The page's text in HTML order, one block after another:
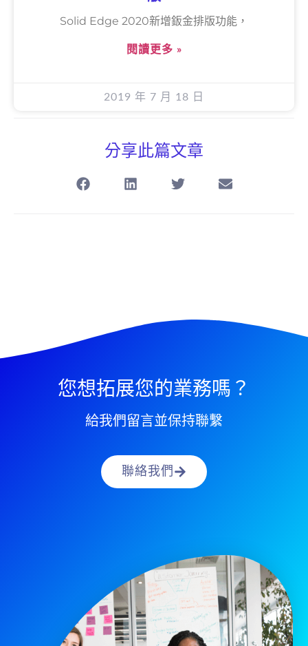
Solid Edge 2020新增鈑金排版功能，
閱讀更多 »
2019 年 7 月 18 日
分享此篇文章
您想拓展您的業務嗎？
給我們留言並保持聯繫
聯絡我們